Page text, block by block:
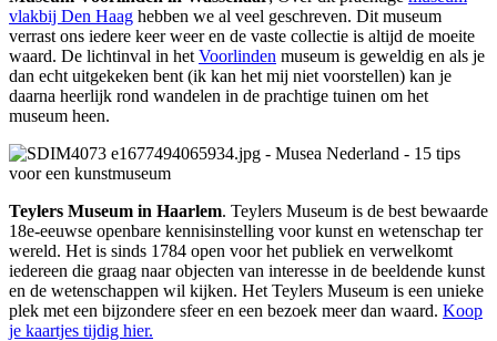
vlakbij Den Haag hebben we al veel geschreven. Dit museum
verrast ons iedere keer weer en de vaste collectie is altijd de moeite
waard. De lichtinval in het Voorlinden museum is geweldig en als je
dan echt uitgekeken bent (ik kan het mij niet voorstellen) kan je
daarna heerlijk rond wandelen in de prachtige tuinen om het
museum heen.
Teylers Museum in Haarlem. Teylers Museum is de best bewaarde
18e-eeuwse openbare kennisinstelling voor kunst en wetenschap ter
wereld. Het is sinds 1784 open voor het publiek en verwelkomt
iedereen die graag naar objecten van interesse in de beeldende kunst
en de wetenschappen wil kijken. Het Teylers Museum is een unieke
plek met een bijzondere sfeer en een bezoek meer dan waard. Koop
je kaartjes tijdig hier.